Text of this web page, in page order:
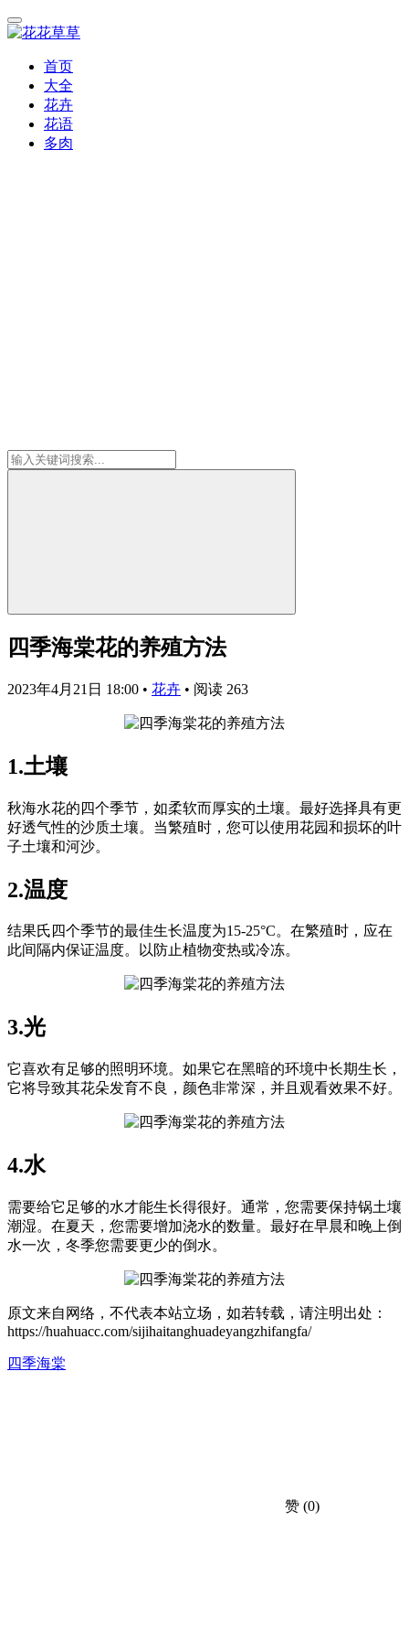
首页
大全
花卉
花语
多肉
四季海棠花的养殖方法
2023年4月21日 18:00 • 花卉 • 阅读 263
1.土壤
秋海水花的四个季节，如柔软而厚实的土壤。最好选择具有更
好透气性的沙质土壤。当繁殖时，您可以使用花园和损坏的叶
子土壤和河沙。
2.温度
结果氏四个季节的最佳生长温度为15-25°C。在繁殖时，应在
此间隔内保证温度。以防止植物变热或冷冻。
3.光
它喜欢有足够的照明环境。如果它在黑暗的环境中长期生长，
它将导致其花朵发育不良，颜色非常深，并且观看效果不好。
4.水
需要给它足够的水才能生长得很好。通常，您需要保持锅土壤
潮湿。在夏天，您需要增加浇水的数量。最好在早晨和晚上倒
水一次，冬季您需要更少的倒水。
原文来自网络，不代表本站立场，如若转载，请注明出处：
https://huahuacc.com/sijihaitanghuadeyangzhifangfa/
四季海棠
赞 (0)